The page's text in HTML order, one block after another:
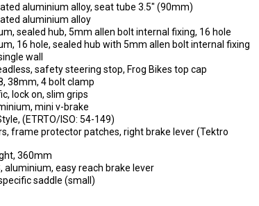
aluminium alloy, seat tube 3.5" (90mm)
aluminium alloy
sealed hub, 5mm allen bolt internal fixing, 16 hole
16 hole, sealed hub with 5mm allen bolt internal fixing
wall
safety steering stop, Frog Bikes top cap
38mm, 4 bolt clamp
lock on, slim grips
mini v-brake
(ETRTO/ISO: 54-149)
frame protector patches, right brake lever (Tektro
360mm
aluminium, easy reach brake lever
saddle (small)